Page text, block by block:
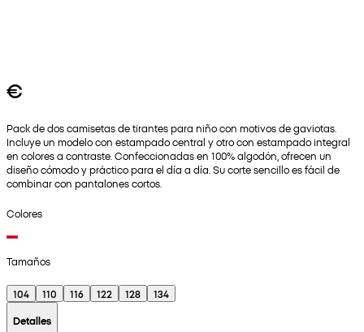
€
Pack de dos camisetas de tirantes para niño con motivos de gaviotas.
Incluye un modelo con estampado central y otro con estampado integral
en colores a contraste. Confeccionadas en 100% algodón, ofrecen un
diseño cómodo y práctico para el día a día. Su corte sencillo es fácil de
combinar con pantalones cortos.
Colores
Tamaños
104 110 116 122 128
134
Detalles